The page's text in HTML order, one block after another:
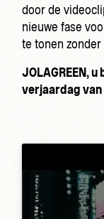
door de
nieuwe fase
te tonen
JOLAGREEN,
verjaardag